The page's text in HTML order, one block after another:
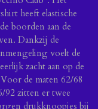
heeft elastische
boorden aan de
Dankzij de
voelt de
zacht aan op de
de maten 62/68
92 zitten er twee
drukknoopjes bij